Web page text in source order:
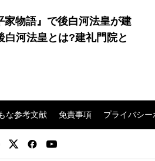
家物語』で後白河法皇が建
白河法皇とは?建礼門院と
な参考文献 免責事項 プライバシー